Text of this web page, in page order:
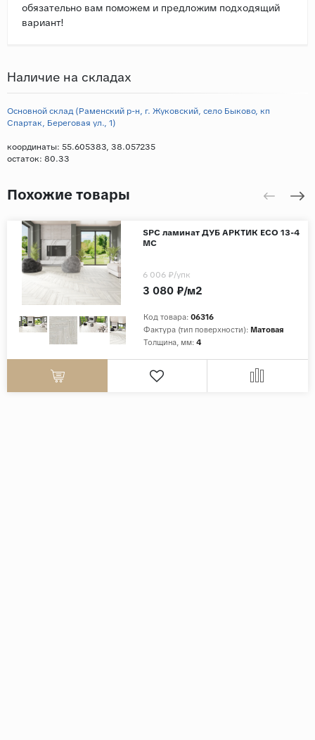
обязательно вам поможем и предложим подходящий
вариант!
Наличие на складах
Основной склад (Раменский р-н, г. Жуковский, село Быково, кп
Спартак, Береговая ул., 1)
координаты: 55.605383, 38.057235
остаток: 80.33
Похожие товары
SPC ламинат ДУБ АРКТИК ЕСО 13-4
MC
Код товара: 06316
Фактура (тип поверхности): Матовая
Толщина, мм: 4
3 080 ₽/м2
6 006 ₽/упк